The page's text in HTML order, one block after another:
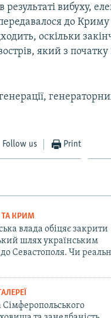
вибуху,
до
оскільки
який з
Follow us Print
ТА КРИМ
влада обіцяє закрити
шлях українським
Севастополя. Чи
Сімферопольського